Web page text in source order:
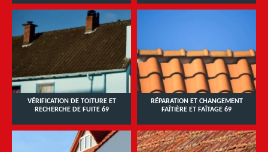
VÉRIFICATION DE TOITURE ET
RECHERCHE DE FUITE 69
RÉPARATION ET CHANGEMENT
FAÎTIÈRE ET FAÎTAGE 69